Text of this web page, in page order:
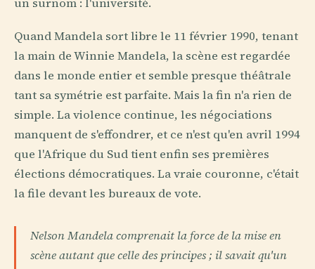
Quand Mandela sort libre le 11 février 1990, tenant
la main de Winnie Mandela, la scène est regardée
dans le monde entier et semble presque théâtrale
tant sa symétrie est parfaite. Mais la fin n'a rien de
simple. La violence continue, les négociations
manquent de s'effondrer, et ce n'est qu'en avril 1994
que l'Afrique du Sud tient enfin ses premières
élections démocratiques. La vraie couronne, c'était
la file devant les bureaux de vote.
Nelson Mandela comprenait la force de la mise en
scène autant que celle des principes ; il savait qu'un